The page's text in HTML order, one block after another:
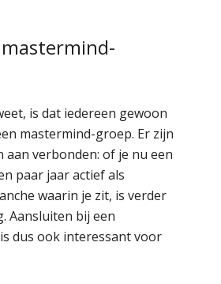
is dat iedereen gewoon
mastermind-groep. Er zijn
aan verbonden: of je nu een
paar jaar actief als
waarin je zit, is verder
Aansluiten bij een
dus ook interessant voor